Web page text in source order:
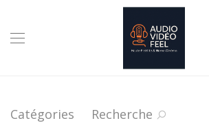
Catégories Recherche